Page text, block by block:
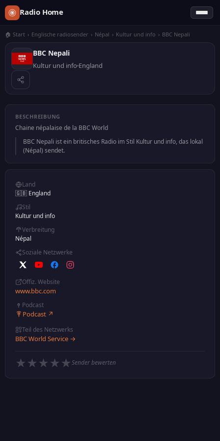
Radio Home
🏠 Start › Englische radiosender › Népal › Kultur und info › BBC Nepali
BBC Nepali
Kultur und info England
BESCHREIBUNG
Chaine népalaise de la BBC World
BBC Nepali ist ein britisches Radio im Stil Kultur und info, das lokal
(Népal) sendet.
Land
🇬🇧 England
Stil
Kultur und info
Verbreitung
Népal
Soziale Netzwerke
Offiz. Website
www.bbc.com
Podcast
Podcast ↗
Teil des Netzwerks
BBC World Service →
★ ★ ★ ★ ★Sender bewerten